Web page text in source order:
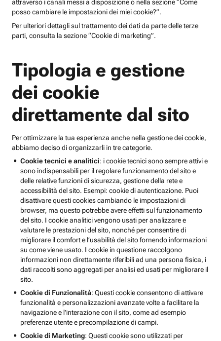
attraverso i canali messi a disposizione o nella sezione “Come
posso cambiare le impostazioni dei miei cookie?”.
Per ulteriori dettagli sul trattamento dei dati da parte delle terze
parti, consulta la sezione “Cookie di marketing”.
Tipologia e gestione
dei cookie
direttamente dal sito
Per ottimizzare la tua esperienza anche nella gestione dei cookie,
abbiamo deciso di organizzarli in tre categorie.
Cookie tecnici e analitici: i cookie tecnici sono sempre attivi e
sono indispensabili per il regolare funzionamento del sito e
delle relative funzioni di sicurezza, gestione della rete e
accessibilità del sito. Esempi: cookie di autenticazione. Puoi
disattivare questi cookies cambiando le impostazioni di
browser, ma questo potrebbe avere effetti sul funzionamento
del sito. I cookie analitici vengono usati per analizzare e
valutare le prestazioni del sito, nonché per consentire di
migliorare il comfort e l’usabilità del sito fornendo informazioni
su come viene usato. I cookie in questione raccolgono
informazioni non direttamente riferibili ad una persona fisica, i
dati raccolti sono aggregati per analisi ed usati per migliorare il
sito.
Cookie di Funzionalità: Questi cookie consentono di attivare
funzionalità e personalizzazioni avanzate volte a facilitare la
navigazione e l'interazione con il sito, come ad esempio
preferenze utente e precompilazione di campi.
Cookie di Marketing: Questi cookie sono utilizzati per